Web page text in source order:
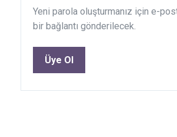
Yeni parola oluşturmanız için e-
bir bağlantı gönderilecek.
Üye Ol